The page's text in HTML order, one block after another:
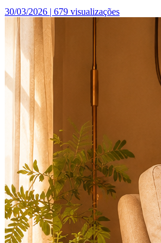
30/03/2026 | 679 visualizações